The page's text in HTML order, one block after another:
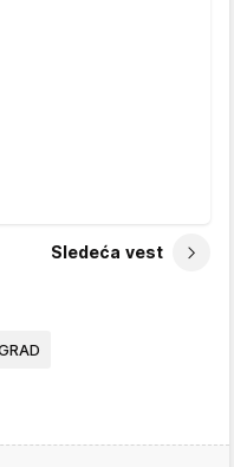
Sledeća vest